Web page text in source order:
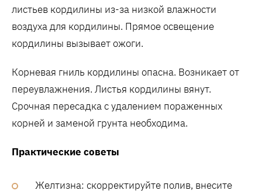
листьев кордилины из-за низкой влажности
воздуха для кордилины. Прямое освещение
кордилины вызывает ожоги.
Корневая гниль кордилины опасна. Возникает от
переувлажнения. Листья кордилины вянут.
Срочная пересадка с удалением пораженных
корней и заменой грунта необходима.
Практические советы
Желтизна: скорректируйте полив, внесите